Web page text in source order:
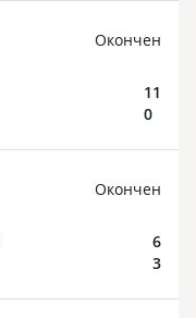
Oкончен
11
0
Oкончен
6
3